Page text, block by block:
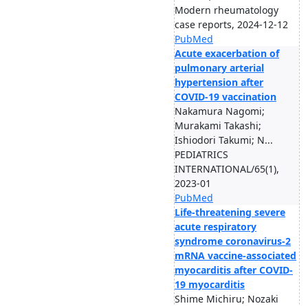
Modern rheumatology
case reports, 2024-12-12
PubMed
Acute exacerbation of
pulmonary arterial
hypertension after
COVID-19 vaccination
Nakamura Nagomi;
Murakami Takashi;
Ishiodori Takumi; N...
PEDIATRICS
INTERNATIONAL/65(1),
2023-01
PubMed
Life-threatening severe
acute respiratory
syndrome coronavirus-2
mRNA vaccine-associated
myocarditis after COVID-
19 myocarditis
Shime Michiru; Nozaki